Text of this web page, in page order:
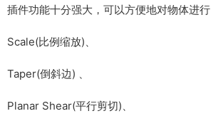
插件功能十分强大，可以方便地对物体进行
Scale(比例缩放)、
Taper(倒斜边) 、
Planar Shear(平行剪切)、